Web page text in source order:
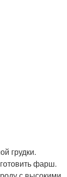
грудки.
фарш.